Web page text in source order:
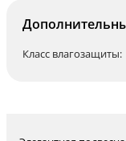
Класс влагозащиты: